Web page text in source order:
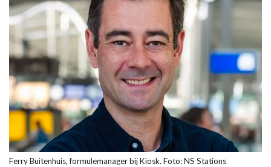
Ferry Buitenhuis, formulemanager bij Kiosk. Foto: NS Stations